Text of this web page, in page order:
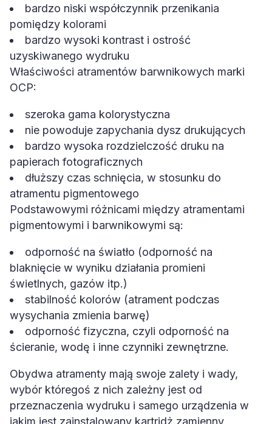
bardzo niski współczynnik przenikania
pomiędzy kolorami
bardzo wysoki kontrast i ostrość
uzyskiwanego wydruku
Właściwości atramentów barwnikowych marki
OCP:
szeroka gama kolorystyczna
nie powoduje zapychania dysz drukujących
bardzo wysoka rozdzielczość druku na
papierach fotograficznych
dłuższy czas schnięcia, w stosunku do
atramentu pigmentowego
Podstawowymi różnicami między atramentami
pigmentowymi i barwnikowymi są:
odporność na światło (odporność na
blaknięcie w wyniku działania promieni
świetlnych, gazów itp.)
stabilność kolorów (atrament podczas
wysychania zmienia barwę)
odporność fizyczna, czyli odporność na
ścieranie, wodę i inne czynniki zewnętrzne.
Obydwa atramenty mają swoje zalety i wady,
wybór któregoś z nich zależny jest od
przeznaczenia wydruku i samego urządzenia w
jakim jest zainstalowany kartridż zamienny.